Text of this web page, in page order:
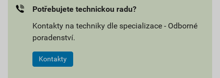
Potřebujete technickou radu?
Kontakty na techniky dle specializace - Odborné
poradenství.
Kontakty